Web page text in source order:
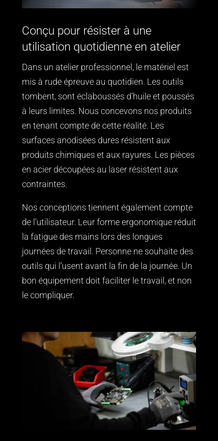
Conçu pour résister à une
utilisation quotidienne en atelier
Dans un atelier professionnel, le matériel est
mis à rude épreuve au quotidien. Les outils
tombent, sont éclaboussés d’huile et poussés
à leurs limites. Nous concevons nos produits
en tenant compte de cette réalité. Les
surfaces anodisées dures résistent aux
produits chimiques et aux rayures. Les pièces
en acier découpées au laser résistent aux
contraintes.
Nos conceptions tiennent également compte
de l’utilisateur. Leur forme ergonomique réduit
la fatigue des mains lors des longues
journées de travail. Personne ne souhaite des
outils qui l’usent avant la fin de la journée. Un
bon équipement doit faciliter le travail, et non
le compliquer.